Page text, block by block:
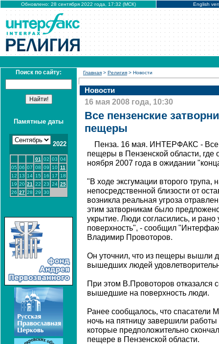
Обновлено: 28 сентября 2022 года, 17:32 (МСК) English
Поиск по сайту:
Памятные даты
2022
01 02 03 04
05 06 07 08 09 10 11
12 13 14 15 16 17
18
19 20 21 22 23 24 25
26 27 28 29 30
Главная > Религия > Новости
Новости
16 мая 2008 года, 10:30
Все пензенские
пещеры
Пенза. 16 мая. ИНТЕРФАКС - Все
пещеры в Пензенской области, где
ноября 2007 года в ожидании
"В ходе эксгумации второго трупа,
непосредственной близости от
возникла реальная угроза
этим затворникам было
укрытие. Люди согласились, и
поверхность", - сообщил
Владимир Провоторов.
Он уточнил, что из пещеры вышли
вышедших людей
При этом В.Провоторов отказался
вышедшие на поверхность люди.
Ранее сообщалось, что спасатели
ночь на пятницу завершили работы
которые предположительно
пещере в Пензенской области.